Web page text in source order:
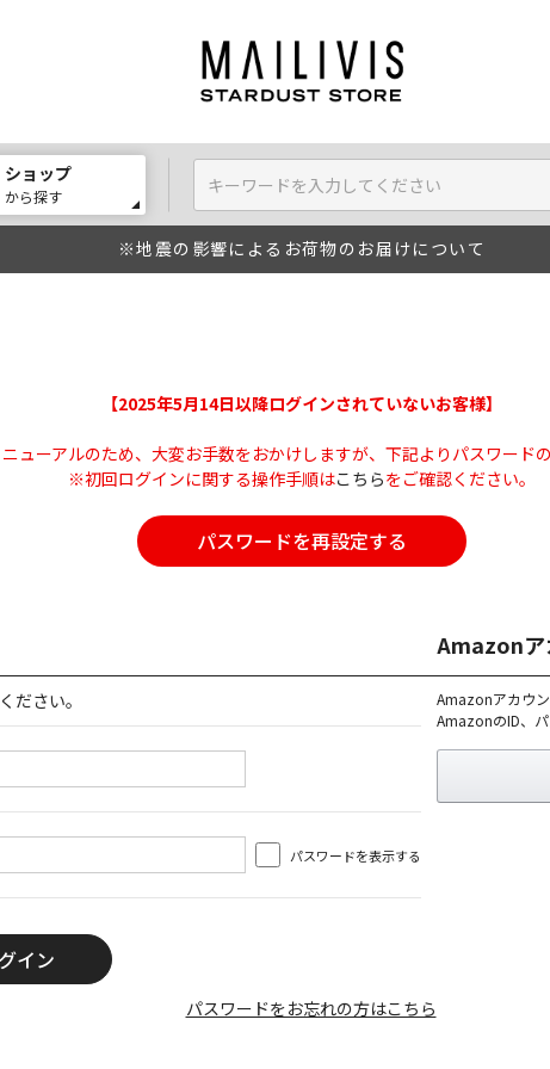
ショップ
から探す
※地震の影響によるお荷物のお届けについて
【2025年5月14日以降ログインされていないお客様】
ューアルのため、大変お手数をおかけしますが、下記よりパスワード
※初回ログインに関する操作手順はこちらをご確認ください。
パスワードを再設定する
ださい。
パスワードを表示する
パスワードをお忘れの方はこちら
Amazonア
Amazonアカウン
AmazonのID、パ